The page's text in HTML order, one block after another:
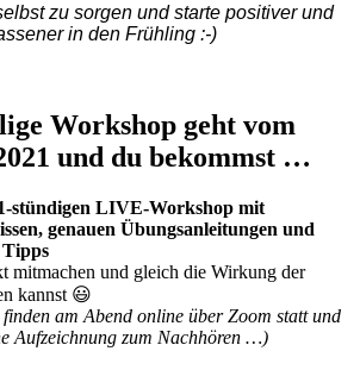
zu sorgen und starte positiver und
in den Frühling :-)
Workshop geht vom
und du bekommst …
stündigen LIVE-Workshop mit
genauen Übungsanleitungen und
Tipps
mitmachen und gleich die Wirkung der
kannst 😃
am Abend online über Zoom statt und
Aufzeichnung zum Nachhören …)